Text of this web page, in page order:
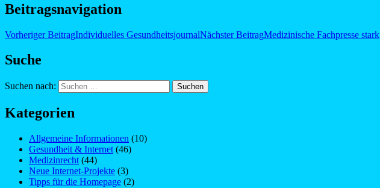
Beitragsnavigation
Vorheriger BeitragIndividuelles GesundheitsjournalNächster BeitragMedizinische Fachpresse stark
Suche
Suchen nach:
Kategorien
Allgemeine Informationen (10)
Gesundheit & Internet (46)
Medizinrecht (44)
Neue Internet-Projekte (3)
Tipps für die Homepage (2)